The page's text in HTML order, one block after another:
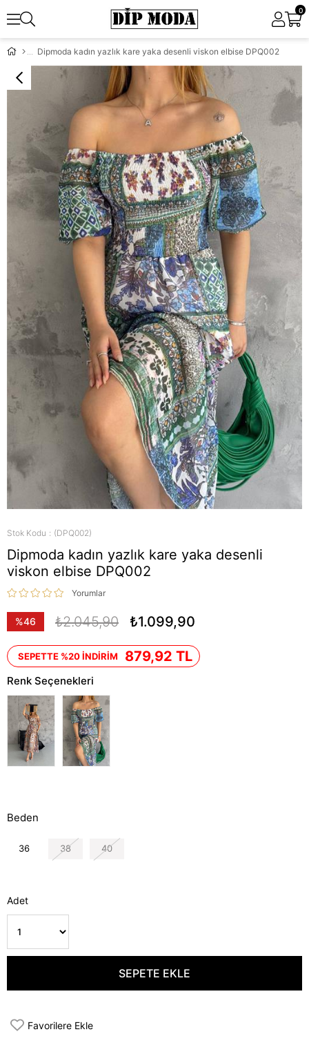
0
Dipmoda kadın yazlık kare yaka desenli viskon elbise DPQ002
Stok Kodu (DPQ002)
Dipmoda kadın yazlık kare yaka desenli
viskon elbise DPQ002
Yorumlar
%46
₺2.045,90 ₺1.099,90
SEPETTE %20 İNDİRİM 879,92 TL
Renk Seçenekleri
Beden
36 38 40
Adet
Favorilere Ekle